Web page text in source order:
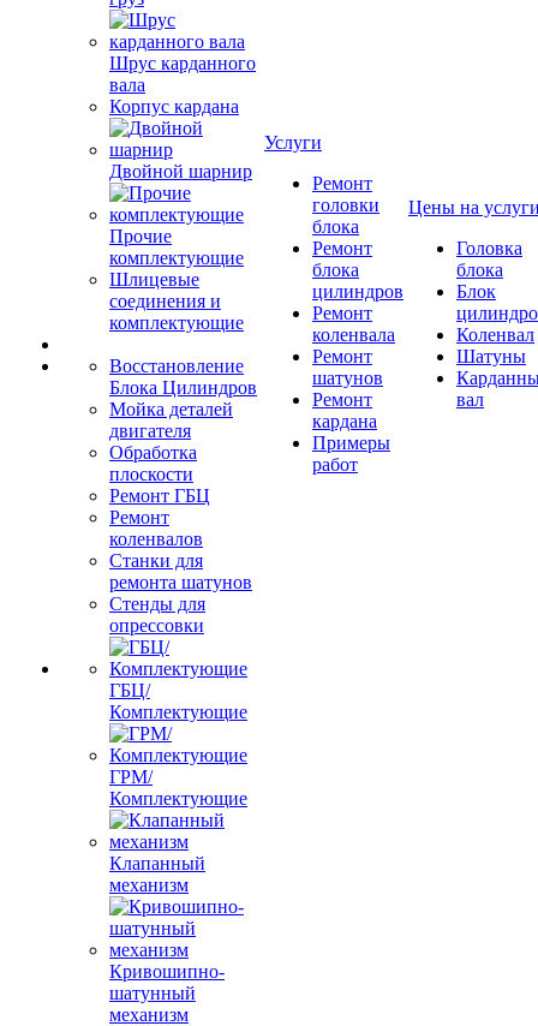
Шрус карданного
вала
Корпус кардана
Двойной шарнир
Прочие
комплектующие
Шлицевые
соединения и
комплектующие
Восстановление
Блока Цилиндров
Мойка деталей
двигателя
Обработка
плоскости
Ремонт ГБЦ
Ремонт
коленвалов
Станки для
ремонта шатунов
Стенды для
опрессовки
ГБЦ/
Комплектующие
ГРМ/
Комплектующие
Клапанный
механизм
Кривошипно-
шатунный
механизм
Услуги
Ремонт
головки
блока
Ремонт
блока
цилиндров
Ремонт
коленвала
Ремонт
шатунов
Ремонт
кардана
Примеры
работ
Цены на
Головка
блока
Блок
Коленвал
Шатуны
вал